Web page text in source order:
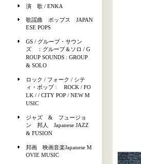
演 歌 / ENKA
歌謡曲 ポップス JAPAN
ESE POPS
GS / グループ・サウン
ズ ：グループ＆ソロ / G
ROUP SOUNDS : GROUP
& SOLO
ロック / フォーク / シテ
ィ・ポップ : ROCK / FO
LK / / CITY POP / NEW M
USIC
ジャズ & フュージョ
ン 邦人 Japanese JAZZ
& FUSION
邦画 映画音楽Japanese M
OVIE MUSIC